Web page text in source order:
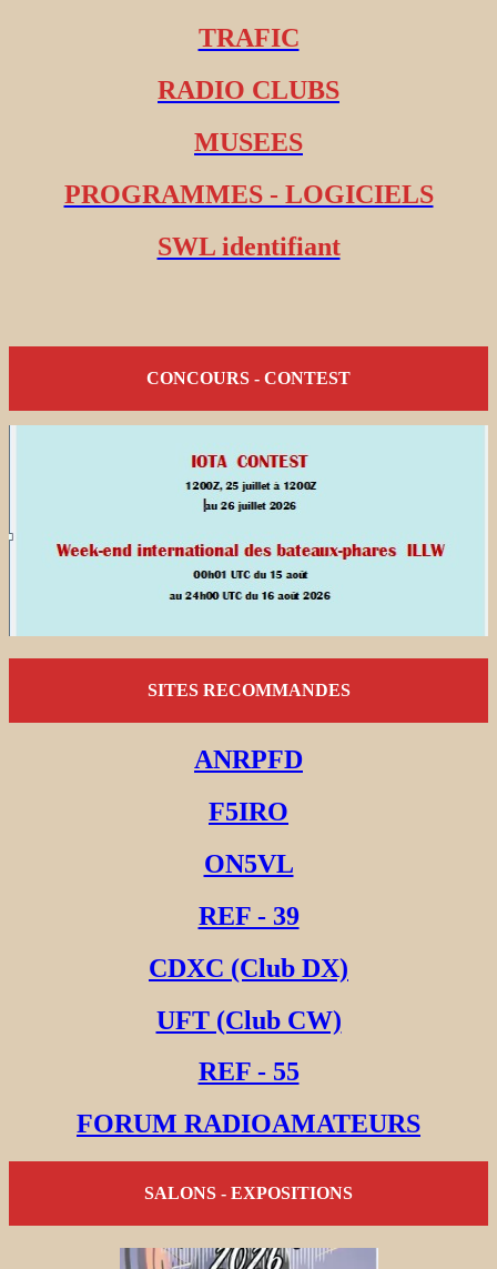
TRAFIC
RADIO CLUBS
MUSEES
PROGRAMMES - LOGICIELS
SWL identifiant
CONCOURS - CONTEST
SITES RECOMMANDES
ANRPFD
F5IRO
ON5VL
REF - 39
CDXC (Club DX)
UFT (Club CW)
REF - 55
FORUM RADIOAMATEURS
SALONS - EXPOSITIONS